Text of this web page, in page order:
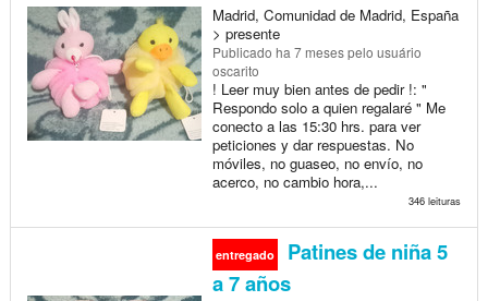
Madrid, Comunidad de Madrid, España
> presente
Publicado ha 7 mesespelo usuário
oscarito
! Leer muy bien antes de pedir !: "
Respondo solo a quien regalaré " Me
conecto a las 15:30 hrs. para ver
peticiones y dar respuestas. No
móviles, no guaseo, no envío, no
acerco, no cambio hora,...
346 leituras
entregado
Patines de niña 5
a 7 años